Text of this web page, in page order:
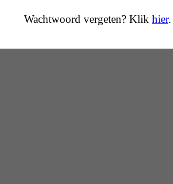
Wachtwoord vergeten? Klik hier.